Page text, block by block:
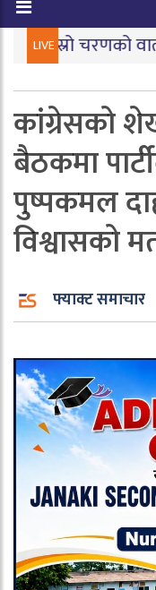
LIVE
वार्ता जारि|
कांग्रेसको
बैठकमा
पुष्पकमल
विश्वासको
फ्याक्ट समाचार